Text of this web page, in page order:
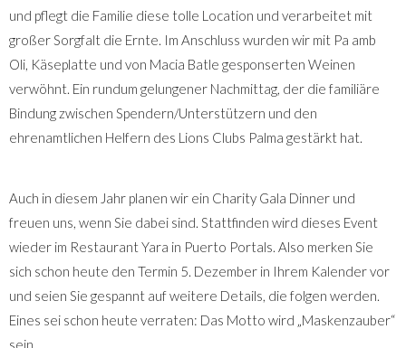
und pflegt die Familie diese tolle Location und verarbeitet mit
großer Sorgfalt die Ernte. Im Anschluss wurden wir mit Pa amb
Oli, Käseplatte und von Macia Batle gesponserten Weinen
verwöhnt. Ein rundum gelungener Nachmittag, der die familiäre
Bindung zwischen Spendern/Unterstützern und den
ehrenamtlichen Helfern des Lions Clubs Palma gestärkt hat.
Auch in diesem Jahr planen wir ein Charity Gala Dinner und
freuen uns, wenn Sie dabei sind. Stattfinden wird dieses Event
wieder im Restaurant Yara in Puerto Portals. Also merken Sie
sich schon heute den Termin 5. Dezember in Ihrem Kalender vor
und seien Sie gespannt auf weitere Details, die folgen werden.
Eines sei schon heute verraten: Das Motto wird „Maskenzauber“
sein.